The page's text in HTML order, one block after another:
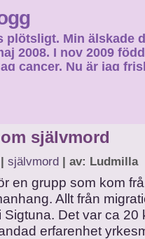
plötsligt. Min älskade
2008. I nov 2009
cancer. Nu är jag
självmord
självmord | av: Ludmilla
en grupp som kom
Allt från
Sigtuna. Det var ca 20
erfarenhet